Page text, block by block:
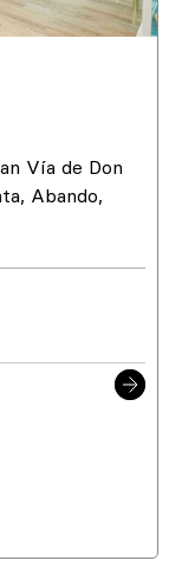
Vía de Don
Abando,